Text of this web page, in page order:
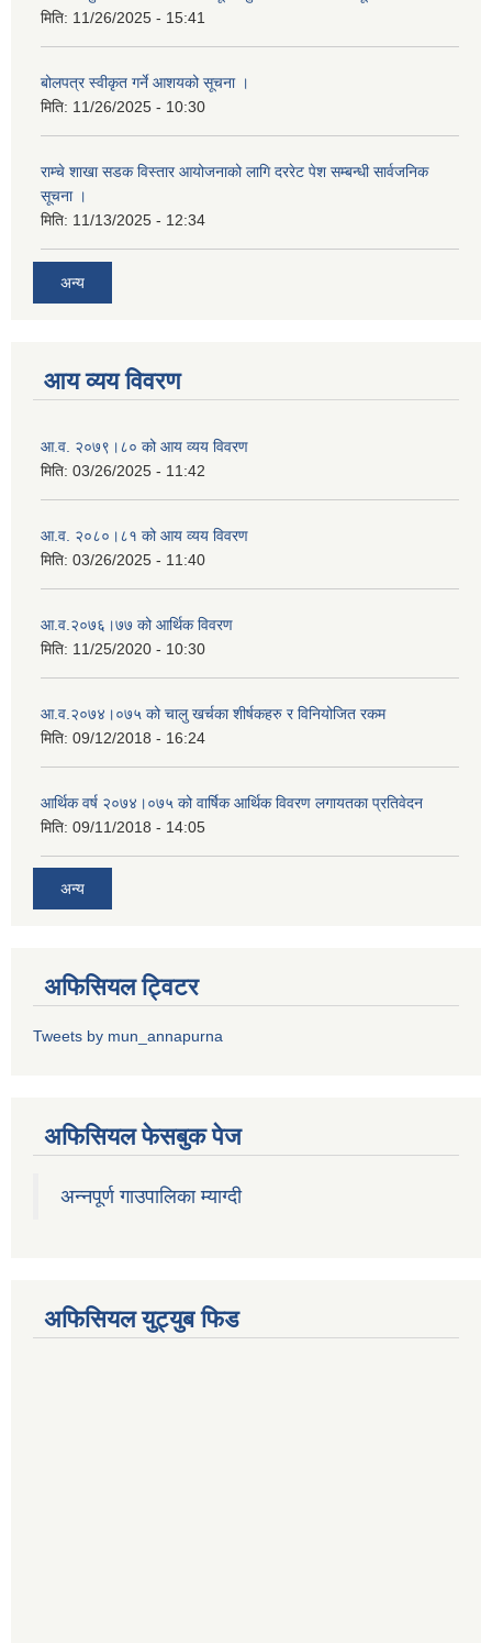
मिति: 11/26/2025 - 15:41
बोलपत्र स्वीकृत गर्ने आशयको सूचना ।
मिति: 11/26/2025 - 10:30
राम्चे शाखा सडक विस्तार आयोजनाको लागि दररेट पेश सम्बन्धी सार्वजनिक
सूचना ।
मिति: 11/13/2025 - 12:34
अन्य
आय व्यय विवरण
आ.व. २०७९।८० को आय व्यय विवरण
मिति: 03/26/2025 - 11:42
आ.व. २०८०।८१ को आय व्यय विवरण
मिति: 03/26/2025 - 11:40
आ.व.२०७६।७७ को आर्थिक विवरण
मिति: 11/25/2020 - 10:30
आ.व.२०७४।०७५ को चालु खर्चका शीर्षकहरु र विनियोजित रकम
मिति: 09/12/2018 - 16:24
आर्थिक वर्ष २०७४।०७५ को वार्षिक आर्थिक विवरण लगायतका प्रतिवेदन
मिति: 09/11/2018 - 14:05
अन्य
अफिसियल ट्विटर
Tweets by mun_annapurna
अफिसियल फेसबुक पेज
अन्नपूर्ण गाउपालिका म्याग्दी
अफिसियल युट्युब फिड